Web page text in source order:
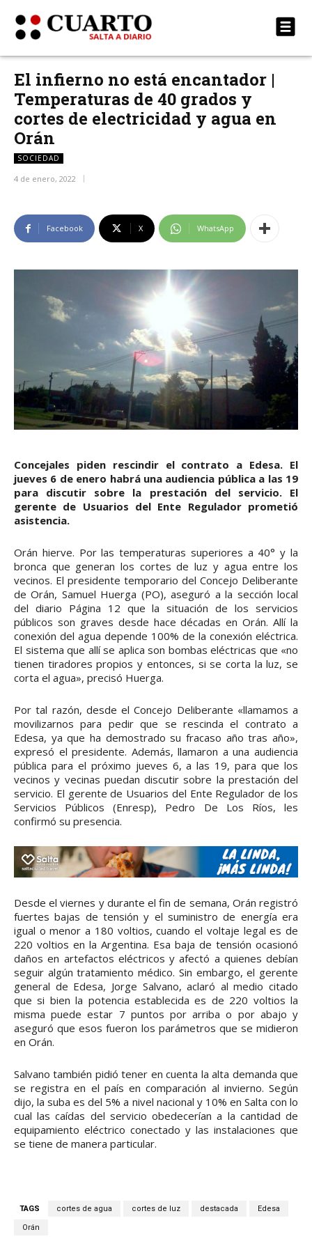
El infierno no está encantador |
Temperaturas de 40 grados y
cortes de electricidad y agua en
Orán
SOCIEDAD
4 de enero, 2022
Facebook X WhatsApp
Concejales piden rescindir el contrato a Edesa. El
jueves 6 de enero habrá una audiencia pública a las 19
para discutir sobre la prestación del servicio. El
gerente de Usuarios del Ente Regulador prometió
asistencia.
Orán hierve. Por las temperaturas superiores a 40° y la
bronca que generan los cortes de luz y agua entre los
vecinos. El presidente temporario del Concejo Deliberante
de Orán, Samuel Huerga (PO), aseguró a la sección local
del diario Página 12 que la situación de los servicios
públicos son graves desde hace décadas en Orán. Allí la
conexión del agua depende 100% de la conexión eléctrica.
El sistema que allí se aplica son bombas eléctricas que «no
tienen tiradores propios y entonces, si se corta la luz, se
corta el agua», precisó Huerga.
Por tal razón, desde el Concejo Deliberante «llamamos a
movilizarnos para pedir que se rescinda el contrato a
Edesa, ya que ha demostrado su fracaso año tras año»,
expresó el presidente. Además, llamaron a una audiencia
pública para el próximo jueves 6, a las 19, para que los
vecinos y vecinas puedan discutir sobre la prestación del
servicio. El gerente de Usuarios del Ente Regulador de los
Servicios Públicos (Enresp), Pedro De Los Ríos, les
confirmó su presencia.
Desde el viernes y durante el fin de semana, Orán registró
fuertes bajas de tensión y el suministro de energía era
igual o menor a 180 voltios, cuando el voltaje legal es de
220 voltios en la Argentina. Esa baja de tensión ocasionó
daños en artefactos eléctricos y afectó a quienes debían
seguir algún tratamiento médico. Sin embargo, el gerente
general de Edesa, Jorge Salvano, aclaró al medio citado
que si bien la potencia establecida es de 220 voltios la
misma puede estar 7 puntos por arriba o por abajo y
aseguró que esos fueron los parámetros que se midieron
en Orán.
Salvano también pidió tener en cuenta la alta demanda que
se registra en el país en comparación al invierno. Según
dijo, la suba es del 5% a nivel nacional y 10% en Salta con lo
cual las caídas del servicio obedecerían a la cantidad de
equipamiento eléctrico conectado y las instalaciones que
se tiene de manera particular.
TAGS cortes de agua cortes de luz destacada Edesa
Orán